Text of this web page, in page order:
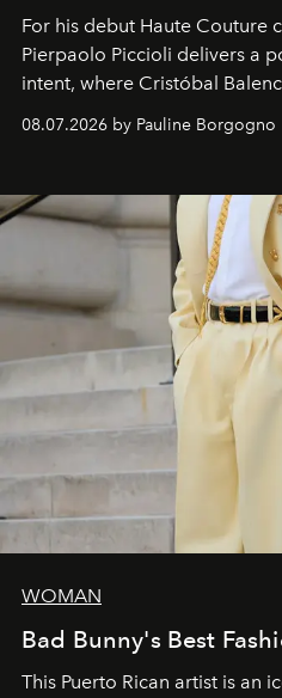
For his debut Haute Couture
Pierpaolo Piccioli delivers a
intent, where Cristóbal
dialogue with a deeply
and creation.
08.07.2026 by Pauline Borgogno
WOMAN
Bad Bunny's Best
This Puerto Rican artist is an